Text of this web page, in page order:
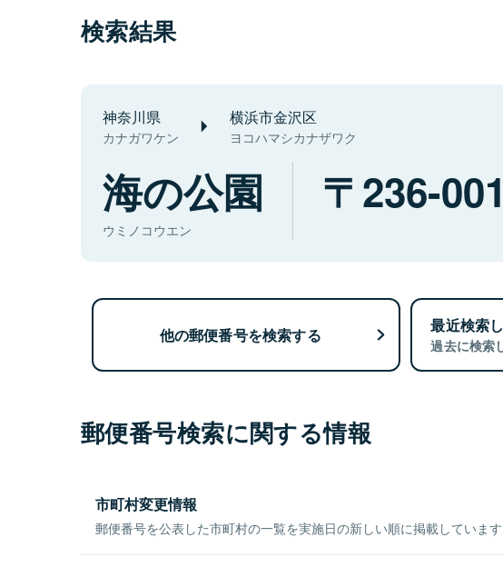
検索結果
神奈川県
カナガワケン
横浜市金沢区
ヨコハマシカナザワク
海の公園
ウミノコウエン
236-
他の郵便番号を検索する 最近検索
過去に検索
郵便番号検索に関する情報
市町村変更情報
郵便番号を公表した市町村の一覧を実施日の新しい順に掲載しています